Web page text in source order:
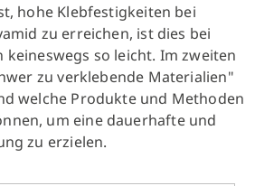
hohe Klebfestigkeiten bei
zu erreichen, ist dies bei
so leicht. Im zweiten
zu verklebende Materialien"
welche Produkte und Methoden
um eine dauerhafte und
zu erzielen.